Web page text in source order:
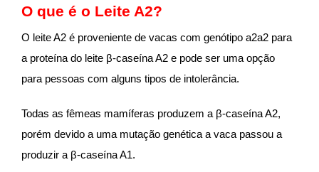
O que é o Leite A2?
O leite A2 é proveniente de vacas com genótipo a2a2 para
a proteína do leite β-caseína A2 e pode ser uma opção
para pessoas com alguns tipos de intolerância.
Todas as fêmeas mamíferas produzem a β-caseína A2,
porém devido a uma mutação genética a vaca passou a
produzir a β-caseína A1.